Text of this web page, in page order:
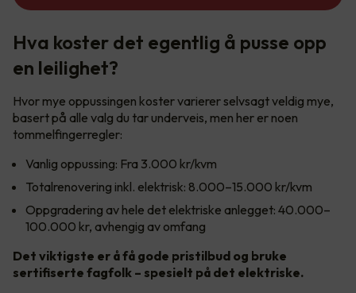
Hva koster det egentlig å pusse opp
en leilighet?
Hvor mye oppussingen koster varierer selvsagt veldig mye,
basert på alle valg du tar underveis, men her er noen
tommelfingerregler:
Vanlig oppussing: Fra 3.000 kr/kvm
Totalrenovering inkl. elektrisk: 8.000–15.000 kr/kvm
Oppgradering av hele det elektriske anlegget: 40.000–
100.000 kr, avhengig av omfang
Det viktigste er å få gode pristilbud og bruke
sertifiserte fagfolk – spesielt på det elektriske.